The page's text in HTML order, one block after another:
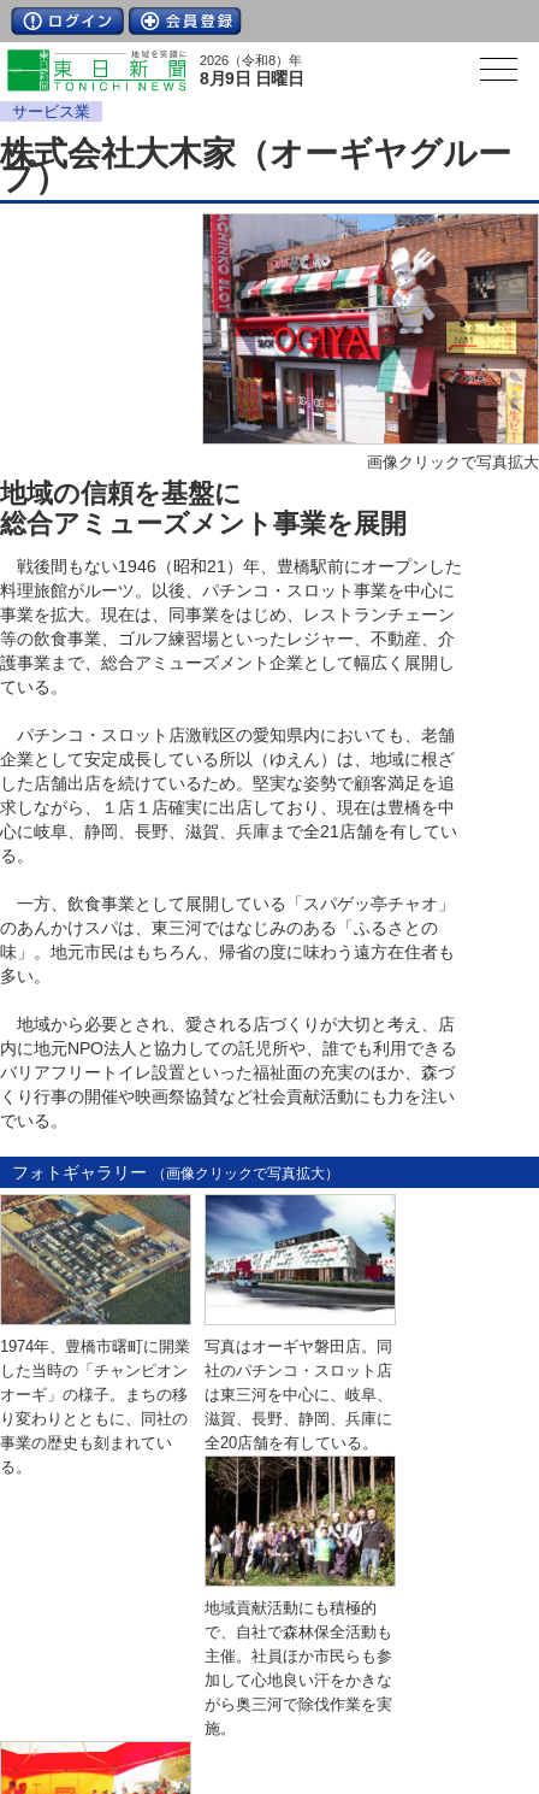
2026（令和8）年
8月9日 日曜日
サービス業
株式会社大木家（オーギヤグルー
プ）
画像クリックで写真拡大
地域の信頼を基盤に
総合アミューズメント事業を展開
戦後間もない1946（昭和21）年、豊橋駅前にオープンした
料理旅館がルーツ。以後、パチンコ・スロット事業を中心に
事業を拡大。現在は、同事業をはじめ、レストランチェーン
等の飲食事業、ゴルフ練習場といったレジャー、不動産、介
護事業まで、総合アミューズメント企業として幅広く展開し
ている。
パチンコ・スロット店激戦区の愛知県内においても、老舗
企業として安定成長している所以（ゆえん）は、地域に根ざ
した店舗出店を続けているため。堅実な姿勢で顧客満足を追
求しながら、１店１店確実に出店しており、現在は豊橋を中
心に岐阜、静岡、長野、滋賀、兵庫まで全21店舗を有してい
る。
一方、飲食事業として展開している「スパゲッ亭チャオ」
のあんかけスパは、東三河ではなじみのある「ふるさとの
味」。地元市民はもちろん、帰省の度に味わう遠方在住者も
多い。
地域から必要とされ、愛される店づくりが大切と考え、店
内に地元NPO法人と協力しての託児所や、誰でも利用できる
バリアフリートイレ設置といった福祉面の充実のほか、森づ
くり行事の開催や映画祭協賛など社会貢献活動にも力を注い
でいる。
フォトギャラリー （画像クリックで写真拡大）
1974年、豊橋市曙町に開業
した当時の「チャンピオン
オーギ」の様子。まちの移
り変わりとともに、同社の
事業の歴史も刻まれてい
る。
写真はオーギヤ磐田店。同
社のパチンコ・スロット店
は東三河を中心に、岐阜、
滋賀、長野、静岡、兵庫に
全20店舗を有している。
地域貢献活動にも積極的
で、自社で森林保全活動も
主催。社員ほか市民らも参
加して心地良い汗をかきな
がら奥三河で除伐作業を実
施。